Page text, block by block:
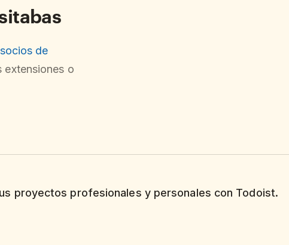
socios de
extensiones o
proyectos profesionales y personales con Todoist.